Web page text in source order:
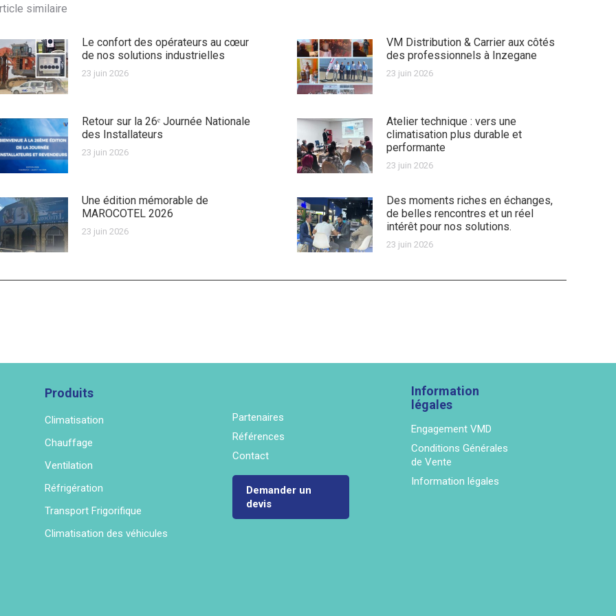
similaire
Le confort des opérateurs au cœur
de nos solutions industrielles
23 juin 2026
VM Distribution & Carrier aux côtés
des professionnels à Inzegane
23 juin 2026
Retour sur la 26ᵉ Journée Nationale
des Installateurs
23 juin 2026
Atelier technique : vers une
climatisation plus durable et
performante
23 juin 2026
Une édition mémorable de
MAROCOTEL 2026
23 juin 2026
Des moments riches en échanges,
de belles rencontres et un réel
intérêt pour nos solutions.
23 juin 2026
Produits
Climatisation
Chauffage
Ventilation
Réfrigération
Transport Frigorifique
Climatisation des véhicules
Partenaires
Références
Contact
Demander un
devis
Information
légales
Engagement VMD
Conditions Générales
de Vente
Information légales